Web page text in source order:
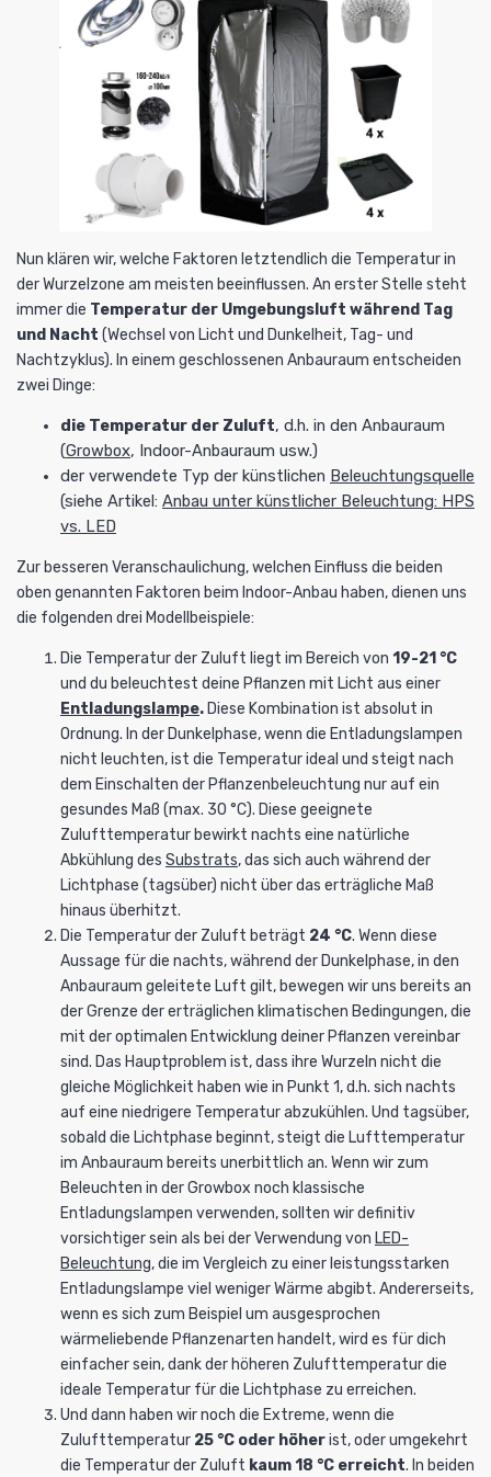
Nun klären wir, welche Faktoren letztendlich die Temperatur in
der Wurzelzone am meisten beeinflussen. An erster Stelle steht
immer die Temperatur der Umgebungsluft während Tag
und Nacht (Wechsel von Licht und Dunkelheit, Tag- und
Nachtzyklus). In einem geschlossenen Anbauraum entscheiden
zwei Dinge:
die Temperatur der Zuluft, d.h. in den Anbauraum
(Growbox, Indoor-Anbauraum usw.)
der verwendete Typ der künstlichen Beleuchtungsquelle
(siehe Artikel: Anbau unter künstlicher Beleuchtung: HPS
vs. LED
Zur besseren Veranschaulichung, welchen Einfluss die beiden
oben genannten Faktoren beim Indoor-Anbau haben, dienen uns
die folgenden drei Modellbeispiele:
Die Temperatur der Zuluft liegt im Bereich von 19-21 °C
und du beleuchtest deine Pflanzen mit Licht aus einer
Entladungslampe. Diese Kombination ist absolut in
Ordnung. In der Dunkelphase, wenn die Entladungslampen
nicht leuchten, ist die Temperatur ideal und steigt nach
dem Einschalten der Pflanzenbeleuchtung nur auf ein
gesundes Maß (max. 30 °C). Diese geeignete
Zulufttemperatur bewirkt nachts eine natürliche
Abkühlung des Substrats, das sich auch während der
Lichtphase (tagsüber) nicht über das erträgliche Maß
hinaus überhitzt.
Die Temperatur der Zuluft beträgt 24 °C. Wenn diese
Aussage für die nachts, während der Dunkelphase, in den
Anbauraum geleitete Luft gilt, bewegen wir uns bereits an
der Grenze der erträglichen klimatischen Bedingungen, die
mit der optimalen Entwicklung deiner Pflanzen vereinbar
sind. Das Hauptproblem ist, dass ihre Wurzeln nicht die
gleiche Möglichkeit haben wie in Punkt 1, d.h. sich nachts
auf eine niedrigere Temperatur abzukühlen. Und tagsüber,
sobald die Lichtphase beginnt, steigt die Lufttemperatur
im Anbauraum bereits unerbittlich an. Wenn wir zum
Beleuchten in der Growbox noch klassische
Entladungslampen verwenden, sollten wir definitiv
vorsichtiger sein als bei der Verwendung von LED-
Beleuchtung, die im Vergleich zu einer leistungsstarken
Entladungslampe viel weniger Wärme abgibt. Andererseits,
wenn es sich zum Beispiel um ausgesprochen
wärmeliebende Pflanzenarten handelt, wird es für dich
einfacher sein, dank der höheren Zulufttemperatur die
ideale Temperatur für die Lichtphase zu erreichen.
Und dann haben wir noch die Extreme, wenn die
Zulufttemperatur 25 °C oder höherist, oder umgekehrt
die Temperatur der Zuluft kaum 18 °C erreicht. In beiden